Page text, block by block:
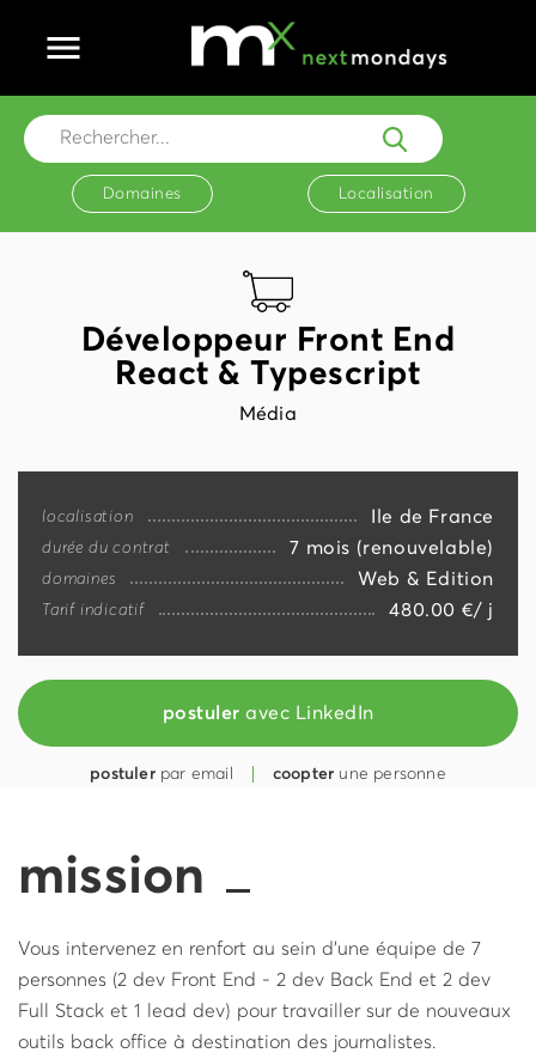
Ouvrir le menu principal
Domaines Localisation
Rechercher...
Développeur Front End
React & Typescript
Média
localisation Ile de France
durée du contrat 7 mois (renouvelable)
domaines Web & Edition
Tarif indicatif 480.00 €/ j
postuler avec LinkedIn
postulerpar email coopter une personne
mission
Vous intervenez en renfort au sein d'une équipe de 7
personnes (2 dev Front End - 2 dev Back End et 2 dev
Full Stack et 1 lead dev) pour travailler sur de nouveaux
outils back office à destination des journalistes.